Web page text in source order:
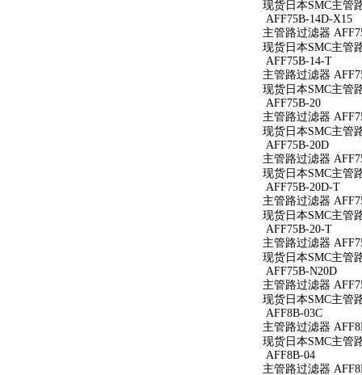
现货日本SMC主管
AFF75B-14D-X15
主管路过滤器
现货日本SMC主管
AFF75B-14-T
主管路过滤器
现货日本SMC主管
AFF75B-20
主管路过滤器
现货日本SMC主管
AFF75B-20D
主管路过滤器
现货日本SMC主管
AFF75B-20D-T
主管路过滤器
现货日本SMC主管
AFF75B-20-T
主管路过滤器
现货日本SMC主管
AFF75B-N20D
主管路过滤器
现货日本SMC主管
AFF8B-03C
主管路过滤器
现货日本SMC主管
AFF8B-04
主管路过滤器